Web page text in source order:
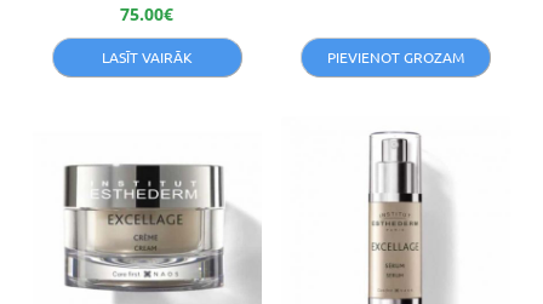
75.00€
LASĪT VAIRĀK PIEVIENOT GROZAM